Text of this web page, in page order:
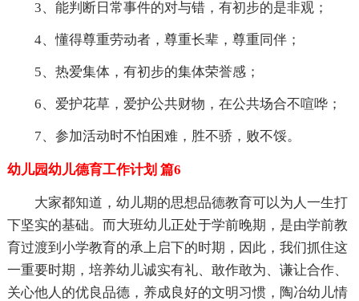
3、能判断日常事件的对与错，有初步的是非观；
4、懂得尊重劳动者，尊重长辈，尊重同伴；
5、热爱集体，有初步的集体荣誉感；
6、爱护花草，爱护公共财物，在公共场合不喧哗；
7、参加活动时不怕困难，胜不骄，败不馁。
幼儿园幼儿德育工作计划 篇6
大家都知道，幼儿期的思想品德教育可以为人一生打
下坚实的基础。而大班幼儿正处于学前晚期，是由学前教
育过渡到小学教育的承上启下的时期，因此，我们抓住这
一重要时期，培养幼儿诚实有礼、敢作敢为、谦让合作、
关心他人的优良品德，养成良好的文明习惯，陶冶幼儿情